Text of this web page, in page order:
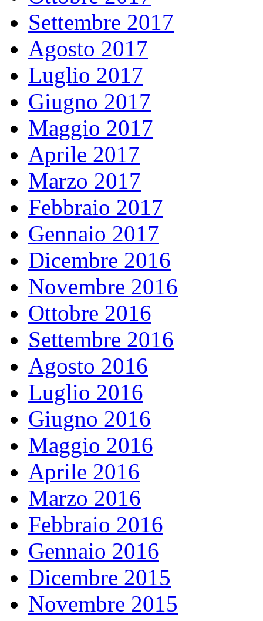
Settembre 2017
Agosto 2017
Luglio 2017
Giugno 2017
Maggio 2017
Aprile 2017
Marzo 2017
Febbraio 2017
Gennaio 2017
Dicembre 2016
Novembre 2016
Ottobre 2016
Settembre 2016
Agosto 2016
Luglio 2016
Giugno 2016
Maggio 2016
Aprile 2016
Marzo 2016
Febbraio 2016
Gennaio 2016
Dicembre 2015
Novembre 2015